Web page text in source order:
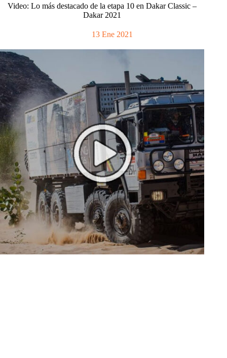
Video: Lo más destacado de la etapa 10 en Dakar Classic –
Dakar 2021
13 Ene 2021